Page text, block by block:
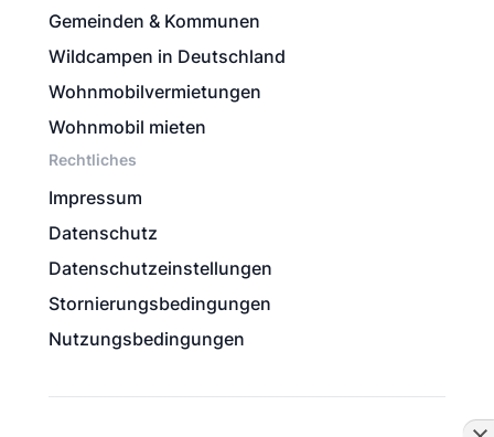
Gemeinden & Kommunen
Wildcampen in Deutschland
Wohnmobilvermietungen
Wohnmobil mieten
Rechtliches
Impressum
Datenschutz
Datenschutzeinstellungen
Stornierungsbedingungen
Nutzungsbedingungen